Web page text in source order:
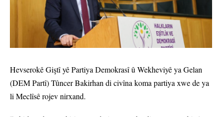
Hevserokê Giştî yê Partiya Demokrasî û Wekheviyê ya Gelan
(DEM Partî) Tûncer Bakirhan di civîna koma partiya xwe de ya
li Meclîsê rojev nirxand.